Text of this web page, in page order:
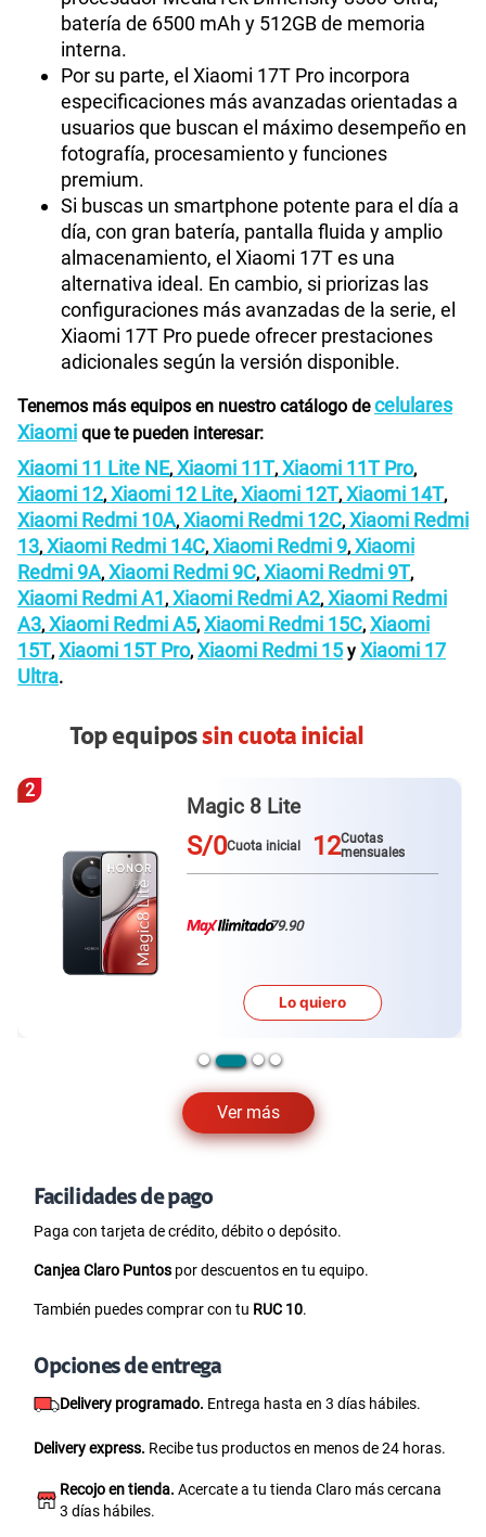
batería de 6500 mAh y 512GB de memoria
interna.
Por su parte, el Xiaomi 17T Pro incorpora
especificaciones más avanzadas orientadas a
usuarios que buscan el máximo desempeño en
fotografía, procesamiento y funciones
premium.
Si buscas un smartphone potente para el día a
día, con gran batería, pantalla fluida y amplio
almacenamiento, el Xiaomi 17T es una
alternativa ideal. En cambio, si priorizas las
configuraciones más avanzadas de la serie, el
Xiaomi 17T Pro puede ofrecer prestaciones
adicionales según la versión disponible.
Tenemos más equipos en nuestro catálogo decelulares
Xiaomi que te pueden interesar:
Xiaomi 11 Lite NE, Xiaomi 11T, Xiaomi 11T Pro,
Xiaomi 12, Xiaomi 12 Lite, Xiaomi 12T, Xiaomi 14T,
Xiaomi Redmi 10A, Xiaomi Redmi 12C, Xiaomi Redmi
13, Xiaomi Redmi 14C, Xiaomi Redmi 9, Xiaomi
Redmi 9A, Xiaomi Redmi 9C, Xiaomi Redmi 9T,
Xiaomi Redmi A1 , Xiaomi Redmi A2, Xiaomi Redmi
A3, Xiaomi Redmi A5, Xiaomi Redmi 15C, Xiaomi
15T, Xiaomi 15T Pro, Xiaomi Redmi 15y Xiaomi 17
Ultra.
Top equipossin cuota inicial
Ver más
3
Galaxy A57
S/0Cuota inicial 12Cuotas
mensuales
79.90
Lo quiero
Facilidades de pago
Paga con tarjeta de crédito, débito o depósito.
Canjea Claro Puntos por descuentos en tu equipo.
También puedes comprar con tu RUC 10.
Opciones de entrega
Delivery programado. Entrega hasta en 3 días hábiles.
Delivery express. Recibe tus productos en menos de 24 horas.
Recojo en tienda. Acercate a tu tienda Claro más cercana
3 días hábiles.